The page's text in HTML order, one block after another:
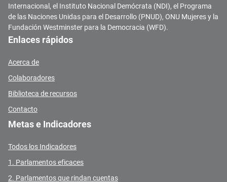
Internacional, el Instituto Nacional Demócrata (NDI), el Programa
de las Naciones Unidas para el Desarrollo (PNUD), ONU Mujeres y la
Fundación Westminster para la Democracia (WFD).
Enlaces rápidos
Acerca de
Colaboradores
Biblioteca de recursos
Contacto
Metas e Indicadores
Todos los Indicadores
1. Parlamentos eficaces
2. Parlamentos que rindan cuentas